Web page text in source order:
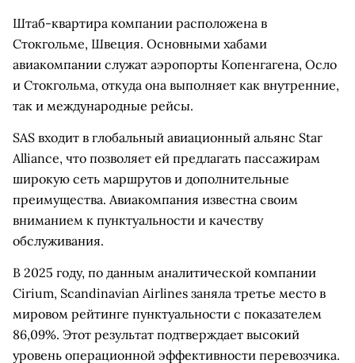
Штаб-квартира компании расположена в
Стокгольме, Швеция. Основными хабами
авиакомпании служат аэропорты Копенгагена, Осло
и Стокгольма, откуда она выполняет как внутренние,
так и международные рейсы.
SAS входит в глобальный авиационный альянс Star
Alliance, что позволяет ей предлагать пассажирам
широкую сеть маршрутов и дополнительные
преимущества. Авиакомпания известна своим
вниманием к пунктуальности и качеству
обслуживания.
В 2025 году, по данным аналитической компании
Cirium, Scandinavian Airlines заняла третье место в
мировом рейтинге пунктуальности с показателем
86,09%. Этот результат подтверждает высокий
уровень операционной эффективности перевозчика.